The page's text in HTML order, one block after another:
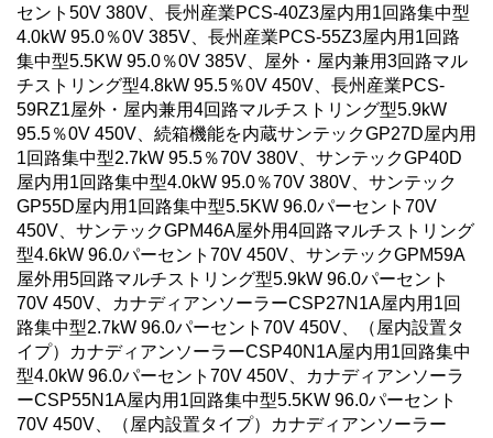
セント50V 380V、長州産業PCS-40Z3屋内用1回路集中型
4.0kW 95.0％0V 385V、長州産業PCS-55Z3屋内用1回路
集中型5.5KW 95.0％0V 385V、屋外・屋内兼用3回路マル
チストリング型4.8kW 95.5％0V 450V、長州産業PCS-
59RZ1屋外・屋内兼用4回路マルチストリング型5.9kW
95.5％0V 450V、続箱機能を内蔵サンテックGP27D屋内用
1回路集中型2.7kW 95.5％70V 380V、サンテックGP40D
屋内用1回路集中型4.0kW 95.0％70V 380V、サンテック
GP55D屋内用1回路集中型5.5KW 96.0パーセント70V
450V、サンテックGPM46A屋外用4回路マルチストリング
型4.6kW 96.0パーセント70V 450V、サンテックGPM59A
屋外用5回路マルチストリング型5.9kW 96.0パーセント
70V 450V、カナディアンソーラーCSP27N1A屋内用1回
路集中型2.7kW 96.0パーセント70V 450V、（屋内設置タ
イプ）カナディアンソーラーCSP40N1A屋内用1回路集中
型4.0kW 96.0パーセント70V 450V、カナディアンソーラ
ーCSP55N1A屋内用1回路集中型5.5KW 96.0パーセント
70V 450V、（屋内設置タイプ）カナディアンソーラー